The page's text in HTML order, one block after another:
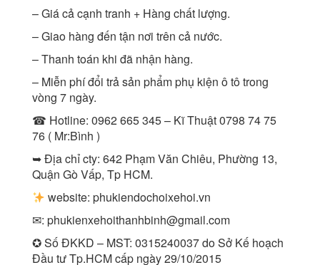
– Giá cả cạnh tranh + Hàng chất lượng.
– Giao hàng đến tận nơi trên cả nước.
– Thanh toán khi đã nhận hàng.
– Miễn phí đổi trả sản phẩm phụ kiện ô tô trong
vòng 7 ngày.
☎ Hotline: 0962 665 345 – Kĩ Thuật 0798 74 75
76 ( Mr:Bình )
➥ Địa chỉ cty: 642 Phạm Văn Chiêu, Phường 13,
Quận Gò Vấp, Tp HCM.
website: phukiendochoixehoi.vn
✉: phukienxehoithanhbinh@gmail.com
✪ Số ĐKKD – MST: 0315240037 do Sở Kế hoạch
Đầu tư Tp.HCM cấp ngày 29/10/2015